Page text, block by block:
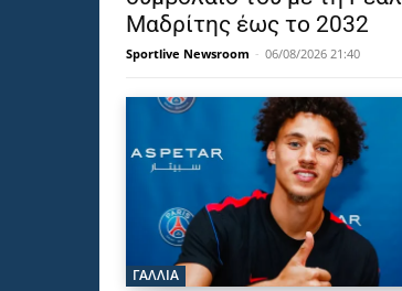
Μαδρίτης έως το 2032
Sportlive Newsroom - 06/08/2026 21:40
ΓΑΛΛΙΑ